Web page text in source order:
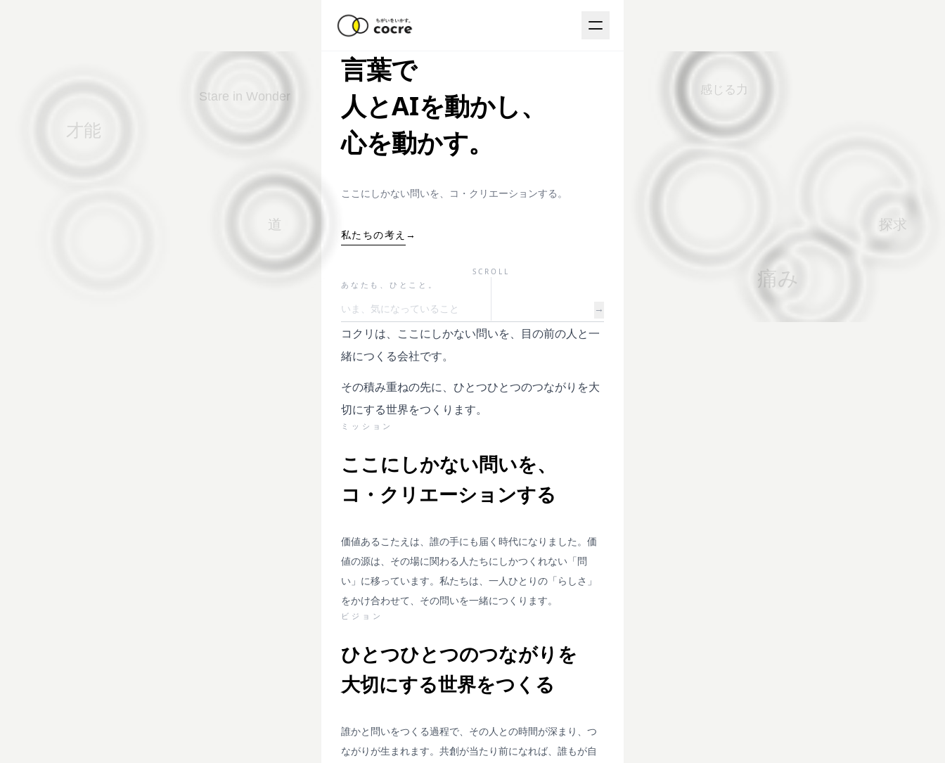
言葉で
人とAIを動かし、
心を動かす。
ここにしかない問いを、コ・クリエーションする。
私たちの考え →
あなたも、ひとこと。
→
SCROLL
コクリは、ここにしかない問いを、目の前の人と一
緒につくる会社です。
その積み重ねの先に、ひとつひとつのつながりを大
切にする世界をつくります。
ミッション
ここにしかない問いを、
コ・クリエーションする
価値あるこたえは、誰の手にも届く時代になりました。価
値の源は、その場に関わる人たちにしかつくれない「問
い」に移っています。私たちは、一人ひとりの「らしさ」
をかけ合わせて、その問いを一緒につくります。
ビジョン
ひとつひとつのつながりを
大切にする世界をつくる
誰かと問いをつくる過程で、その人との時間が深まり、つ
ながりが生まれます。共創が当たり前になれば、誰もが自